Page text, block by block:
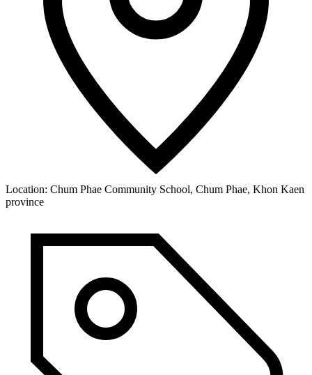
Location: Chum Phae Community School, Chum Phae, Khon Kaen
province